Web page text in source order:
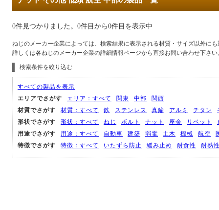
0件見つかりました。0件目から0件目を表示中
ねじのメーカー企業によっては、検索結果に表示される材質・サイズ以外に
詳しくは各ねじのメーカー企業の詳細情報ページから直接お問い合わせ下さい
検索条件を絞り込む
すべての製品を表示
エリアでさがす
エリア：すべて 関東 中部
関西
材質でさがす
材質：すべて 鉄 ステンレス 真鍮 アルミ チタン
形状でさがす
形状：すべて ねじ ボルト ナット 座金 リベット
用途でさがす
用途：すべて 自動車 建築 弱電 土木 機械 航空
特徴でさがす
特徴：すべて いたずら防止 緩み止め 耐食性 耐熱